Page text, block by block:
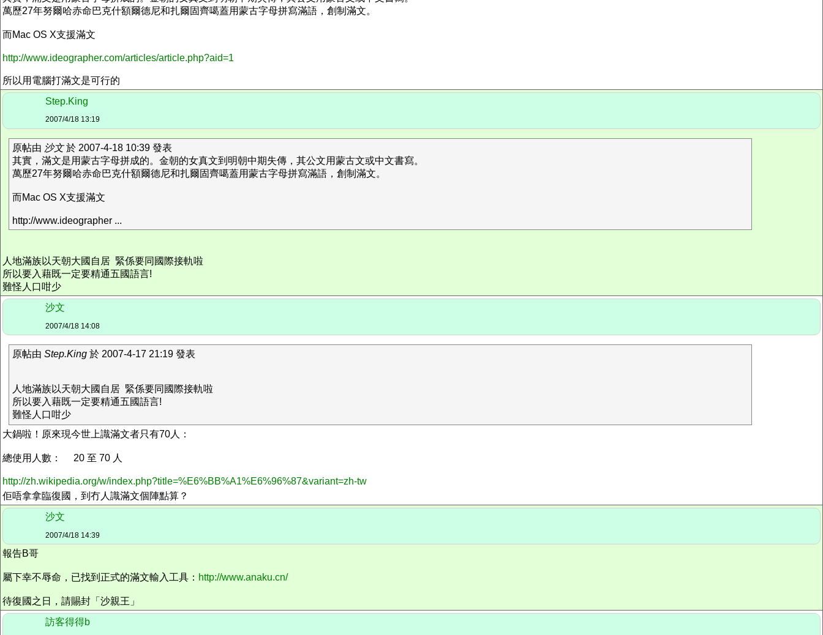
萬歷27年努爾哈赤命巴克什額爾德尼和扎爾固齊噶蓋用蒙古字母拼寫滿語，創制滿文。
而Mac OS X支援滿文
http://www.ideographer.com/articles/article.php?aid=1
所以用電腦打滿文是可行的
Step.King
2007/4/18 13:19
原帖由 沙文於 2007-4-18 10:39 發表
其實，滿文是用蒙古字母拼成的。金朝的女真文到明朝中期失傳，其公文用蒙古文或中文書寫。
萬歷27年努爾哈赤命巴克什額爾德尼和扎爾固齊噶蓋用蒙古字母拼寫滿語，創制滿文。
而Mac OS X支援滿文
http://www.ideographer ...
人地滿族以天朝大國自居 緊係要同國際接軌啦
所以要入藉既一定要精通五國語言!
難怪人口咁少
沙文
2007/4/18 14:08
原帖由 Step.King 於 2007-4-17 21:19 發表
人地滿族以天朝大國自居 緊係要同國際接軌啦
所以要入藉既一定要精通五國語言!
難怪人口咁少
大鍋啦！原來現今世上識滿文者只有70人：
總使用人數： 20 至 70 人
http://zh.wikipedia.org/w/index.php?title=%E6%BB%A1%E6%96%87&variant=zh-tw
佢唔拿拿臨復國，到冇人識滿文個陣點算？
沙文
2007/4/18 14:39
報告B哥
屬下幸不辱命，已找到正式的滿文輸入工具： http://www.anaku.cn/
待復國之日，請賜封「沙親王」
訪客得得b